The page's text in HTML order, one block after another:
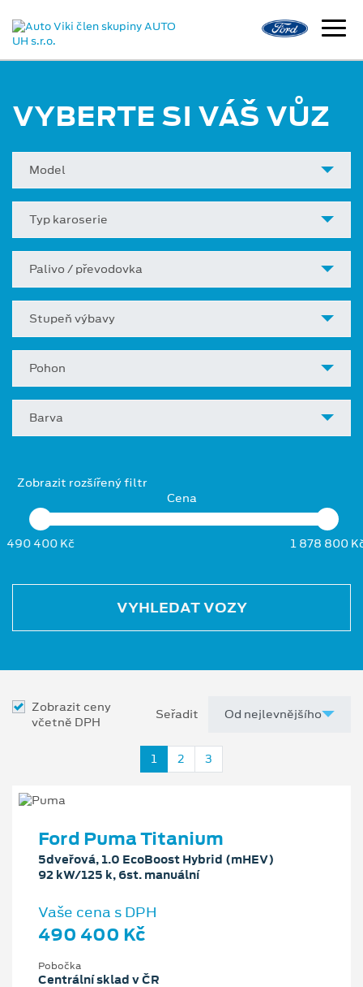
VYBERTE SI VÁŠ VŮZ
Model
Typ karoserie
Palivo / převodovka
Stupeň výbavy
Pohon
Barva
Zobrazit rozšířený filtr
Cena
490 400 Kč 1 878 800
VYHLEDAT VOZY
Zobrazit ceny
včetně DPH
Seřadit
1 2 3
Ford Puma Titanium
5dveřová, 1.0 EcoBoost Hybrid (mHEV)
92 kW/125 k, 6st. manuální
Vaše cena s DPH
490 400 Kč
Pobočka
Centrální sklad v ČR